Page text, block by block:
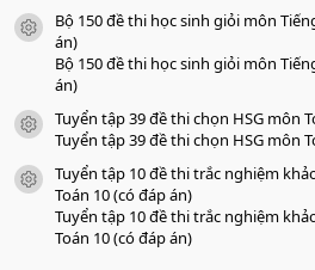
icon tài liệu
Bộ 150 đề thi học sinh giỏi môn
án)
Bộ 150 đề thi học sinh giỏi môn
án)
icon tài liệu
Tuyển tập 39 đề thi chọn HSG môn
Tuyển tập 39 đề thi chọn HSG môn
icon tài liệu
Tuyển tập 10 đề thi trắc nghiệm
Toán 10 (có đáp án)
Tuyển tập 10 đề thi trắc nghiệm
Toán 10 (có đáp án)